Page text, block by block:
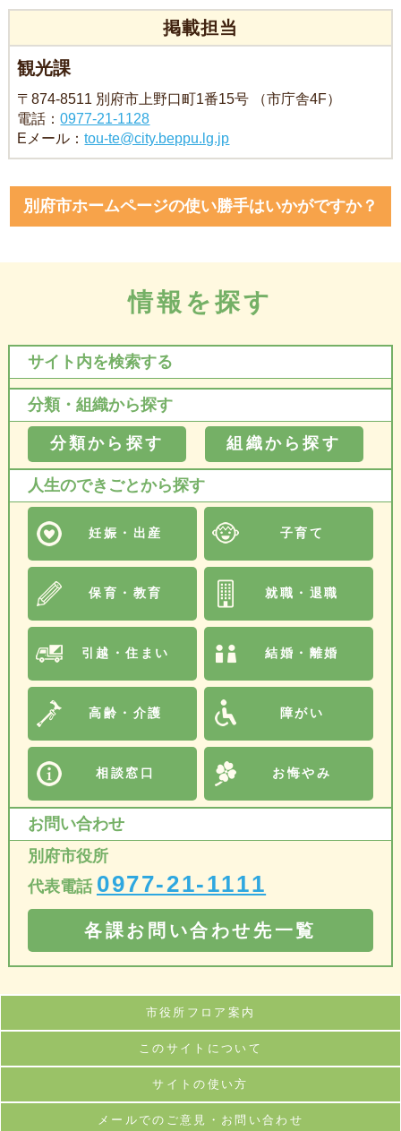
掲載担当
観光課
〒874-8511 別府市上野口町1番15号 （市庁舎4F）
電話：0977-21-1128
Eメール：tou-te@city.beppu.lg.jp
別府市ホームページの使い勝手はいかがですか？
情報を探す
サイト内を検索する
分類・組織から探す
分類から探す 組織から探す
人生のできごとから探す
妊娠・出産 子育て
保育・教育 就職・退職
引越・住まい 結婚・離婚
高齢・介護 障がい
相談窓口 お悔やみ
お問い合わせ
別府市役所
代表電話 0977-21-1111
各課お問い合わせ先一覧
市役所フロア案内
このサイトについて
サイトの使い方
メールでのご意見・お問い合わせ